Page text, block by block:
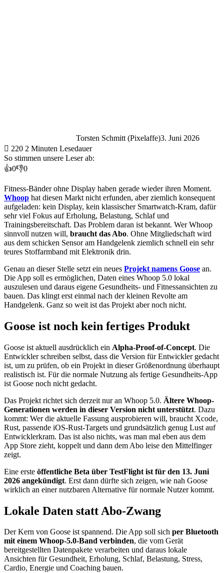
Torsten Schmitt (Pixelaffe)3. Juni 2026
220 2 Minuten Lesedauer
So stimmen unsere Leser ab:
👍0👎0
Fitness-Bänder ohne Display haben gerade wieder ihren Moment.
Whoop hat diesen Markt nicht erfunden, aber ziemlich konsequent
aufgeladen: kein Display, kein klassischer Smartwatch-Kram, dafür
sehr viel Fokus auf Erholung, Belastung, Schlaf und
Trainingsbereitschaft. Das Problem daran ist bekannt. Wer Whoop
sinnvoll nutzen will, braucht das Abo. Ohne Mitgliedschaft wird
aus dem schicken Sensor am Handgelenk ziemlich schnell ein sehr
teures Stoffarmband mit Elektronik drin.
Genau an dieser Stelle setzt ein neues Projekt namens Goose an.
Die App soll es ermöglichen, Daten eines Whoop 5.0 lokal
auszulesen und daraus eigene Gesundheits- und Fitnessansichten zu
bauen. Das klingt erst einmal nach der kleinen Revolte am
Handgelenk. Ganz so weit ist das Projekt aber noch nicht.
Goose ist noch kein fertiges Produkt
Goose ist aktuell ausdrücklich ein Alpha-Proof-of-Concept. Die
Entwickler schreiben selbst, dass die Version für Entwickler gedacht
ist, um zu prüfen, ob ein Projekt in dieser Größenordnung überhaupt
realistisch ist. Für die normale Nutzung als fertige Gesundheits-App
ist Goose noch nicht gedacht.
Das Projekt richtet sich derzeit nur an Whoop 5.0. Ältere Whoop-
Generationen werden in dieser Version nicht unterstützt. Dazu
kommt: Wer die aktuelle Fassung ausprobieren will, braucht Xcode,
Rust, passende iOS-Rust-Targets und grundsätzlich genug Lust auf
Entwicklerkram. Das ist also nichts, was man mal eben aus dem
App Store zieht, koppelt und dann dem Abo leise den Mittelfinger
zeigt.
Eine erste öffentliche Beta über TestFlight ist für den 13. Juni
2026 angekündigt. Erst dann dürfte sich zeigen, wie nah Goose
wirklich an einer nutzbaren Alternative für normale Nutzer kommt.
Lokale Daten statt Abo-Zwang
Der Kern von Goose ist spannend. Die App soll sich per Bluetooth
mit einem Whoop-5.0-Band verbinden, die vom Gerät
bereitgestellten Datenpakete verarbeiten und daraus lokale
Ansichten für Gesundheit, Erholung, Schlaf, Belastung, Stress,
Cardio, Energie und Coaching bauen.